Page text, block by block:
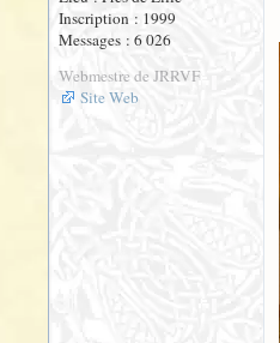
Inscription : 1999
Messages : 6 026
Webmestre de JRRVF
Site Web